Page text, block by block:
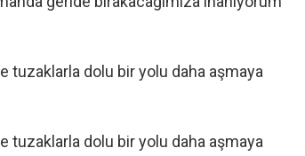
tuzaklarla dolu bir yolu daha aşmaya
tuzaklarla dolu bir yolu daha aşmaya